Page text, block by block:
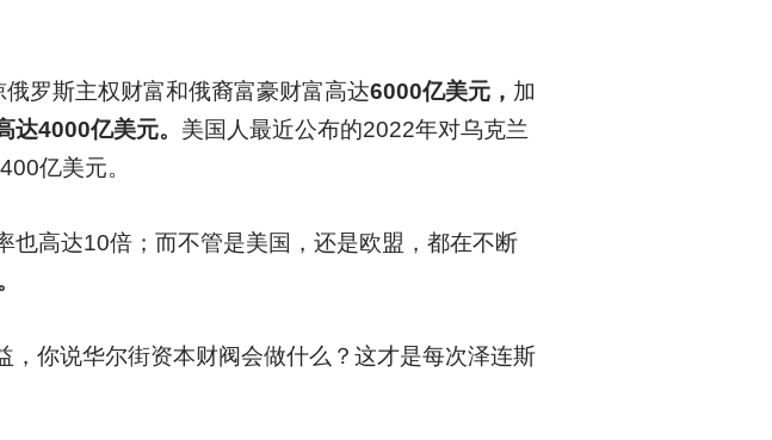
罗斯主权财富和俄裔富豪财富高达6000亿美元， 加
达4000亿美元。 美国人最近公布的2022年对乌克兰
亿美元。
也高达10倍；而不管是美国，还是欧盟，都在不断
你说华尔街资本财阀会做什么？这才是每次泽连斯